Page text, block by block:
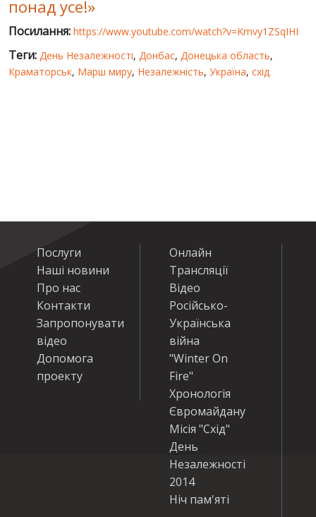
ХРОНОЛОГІЯ ЄВРОМАЙДАНУ
понад усе!»
Посилання: https://www.youtube.com/watch?v=Kmvy1ZSqIHI
Теги: День Незалежності, Донбас, Донецька область,
Краматорськ, Марш миру, Незалежність, Україна, схід
Послуги
Наші новини
Про нас
Контакти
Запропонувати
відео
Допомога
проекту
Онлайн
Трансляції
Відео
Російсько-
Українська
війна
"Winter On
Fire"
Хронологія
Євромайдану
Місія "Схід"
День
Незалежності
2014
Ніч пам'яті